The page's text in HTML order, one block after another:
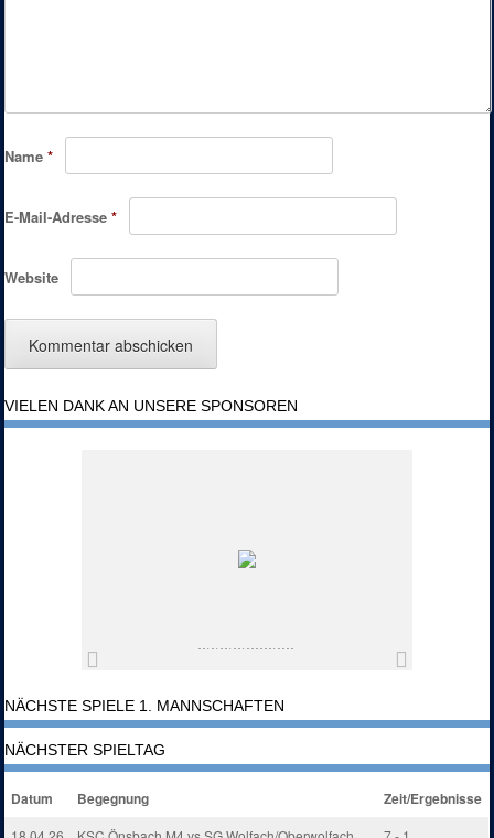
Name*
E-Mail-Adresse*
Website
VIELEN DANK AN UNSERE SPONSOREN
NÄCHSTE SPIELE 1. MANNSCHAFTEN
NÄCHSTER SPIELTAG
Datum Begegnung Zeit/Ergebnisse